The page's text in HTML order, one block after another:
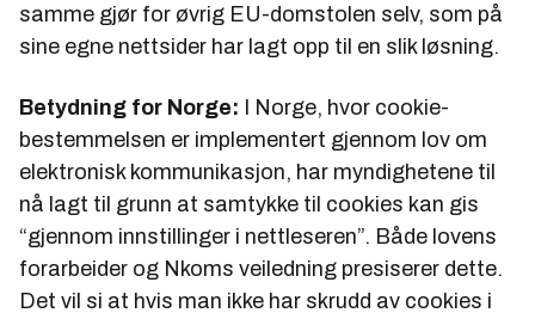
samme gjør for øvrig EU-domstolen selv, som på
sine egne nettsider har lagt opp til en slik løsning.
Betydning for Norge: I Norge, hvor cookie-
bestemmelsen er implementert gjennom lov om
elektronisk kommunikasjon, har myndighetene til
nå lagt til grunn at samtykke til cookies kan gis
“gjennom innstillinger i nettleseren”. Både lovens
forarbeider og Nkoms veiledning presiserer dette.
Det vil si at hvis man ikke har skrudd av cookies i